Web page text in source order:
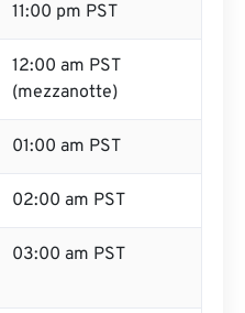
11:00 pm PST
12:00 am PST
(mezzanotte)
01:00 am PST
02:00 am PST
03:00 am PST